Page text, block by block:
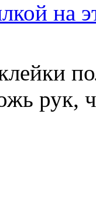
рук,